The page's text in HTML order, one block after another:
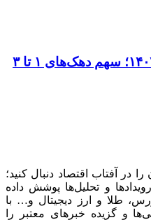
افزایش قابل توجه یارانه آذر ۱۴۰۴؛ سهم دهک‌های ۱ تا ۳
در آفتاب اقتصاد دنبال کنید؛
و تحلیل‌ها پوشش داده
طلا و ارز دیجیتال و… با
و گزیده خبرهای معتبر را